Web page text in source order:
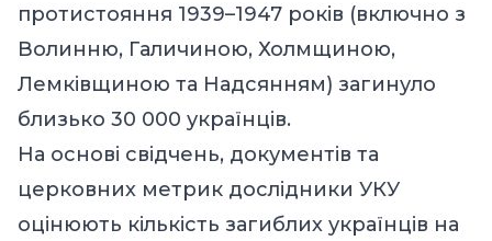
протистояння 1939–1947 років (включно з
Волинню, Галичиною, Холмщиною,
Лемківщиною та Надсянням) загинуло
близько 30 000 українців.
На основі свідчень, документів та
церковних метрик дослідники УКУ
оцінюють кількість загиблих українців на